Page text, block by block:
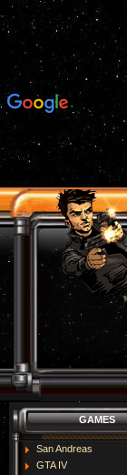
GAMES
San Andreas
GTA IV